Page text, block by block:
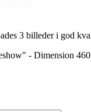
3 billeder i god
- Dimension